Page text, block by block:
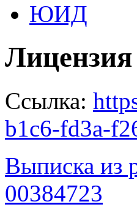
ЮИД
Лицензия
Ссылка:
b1c6-fd3a-
Выписка из
00384723